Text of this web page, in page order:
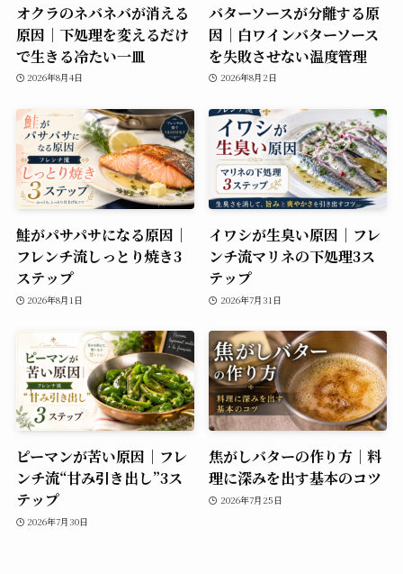
オクラのネバネバが消える
原因｜下処理を変えるだけ
で生きる冷たい一皿
2026年8月4日
バターソースが分離する原
因｜白ワインバターソース
を失敗させない温度管理
2026年8月2日
鮭がパサパサになる原因｜
フレンチ流しっとり焼き3
ステップ
2026年8月1日
イワシが生臭い原因｜フレ
ンチ流マリネの下処理3ス
テップ
2026年7月31日
ピーマンが苦い原因｜フレ
ンチ流“甘み引き出し”3ス
テップ
2026年7月30日
焦がしバターの作り方｜料
理に深みを出す基本のコツ
2026年7月25日